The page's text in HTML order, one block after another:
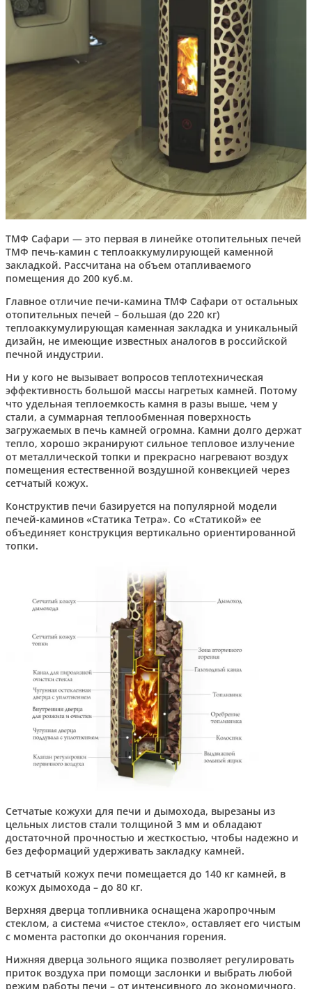
ТМФ Сафари — это первая в линейке отопительных печей
ТМФ печь-камин с теплоаккумулирующей каменной
закладкой. Рассчитана на объем отапливаемого
помещения до 200 куб.м.
Главное отличие печи-камина ТМФ Сафари от остальных
отопительных печей – большая (до 220 кг)
теплоаккумулирующая каменная закладка и уникальный
дизайн, не имеющие известных аналогов в российской
печной индустрии.
Ни у кого не вызывает вопросов теплотехническая
эффективность большой массы нагретых камней. Потому
что удельная теплоемкость камня в разы выше, чем у
стали, а суммарная теплообменная поверхность
загружаемых в печь камней огромна. Камни долго держат
тепло, хорошо экранируют сильное тепловое излучение
от металлической топки и прекрасно нагревают воздух
помещения естественной воздушной конвекцией через
сетчатый кожух.
Конструктив печи базируется на популярной модели
печей-каминов «Статика Тетра». Со «Статикой» ее
объединяет конструкция вертикально ориентированной
топки.
Сетчатые кожухи для печи и дымохода, вырезаны из
цельных листов стали толщиной 3 мм и обладают
достаточной прочностью и жесткостью, чтобы надежно и
без деформаций удерживать закладку камней.
В сетчатый кожух печи помещается до 140 кг камней, в
кожух дымохода – до 80 кг.
Верхняя дверца топливника оснащена жаропрочным
стеклом, а система «чистое стекло», оставляет его чистым
с момента растопки до окончания горения.
Нижняя дверца зольного ящика позволяет регулировать
приток воздуха при помощи заслонки и выбрать любой
режим работы печи – от интенсивного до экономичного.